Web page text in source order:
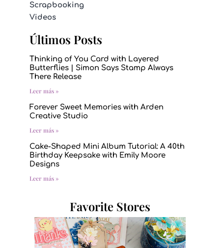
Scrapbooking
Videos
Últimos Posts
Thinking of You Card with Layered
Butterflies | Simon Says Stamp Always
There Release
Leer más »
Forever Sweet Memories with Arden
Creative Studio
Leer más »
Cake-Shaped Mini Album Tutorial: A 40th
Birthday Keepsake with Emily Moore
Designs
Leer más »
Favorite Stores